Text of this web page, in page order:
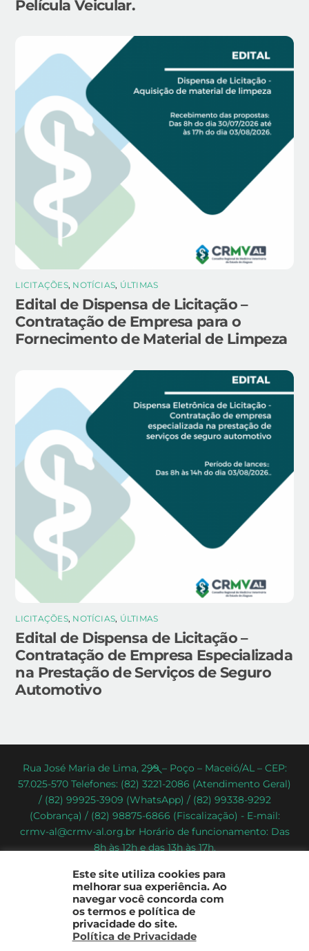
Película Veicular.
LICITAÇÕES, NOTÍCIAS, ÚLTIMAS
Edital de Dispensa de Licitação –
Contratação de Empresa para o
Fornecimento de Material de Limpeza
LICITAÇÕES, NOTÍCIAS, ÚLTIMAS
Edital de Dispensa de Licitação –
Contratação de Empresa Especializada
na Prestação de Serviços de Seguro
Automotivo
Back
To
Top
Rua José Maria de Lima, 299 – Poço – Maceió/AL – CEP:
57.025-570 Telefones: (82) 3221-2086 (Atendimento Geral)
/ (82) 99925-3909 (WhatsApp) / (82) 99338-9292
(Cobrança) / (82) 98875-6866 (Fiscalização) - E-mail:
crmv-al@crmv-al.org.br Horário de funcionamento: Das
8h às 12h e das 13h às 17h.
Estado de Alagoas
2022 - © Todos os direitos reservados
Este site utiliza cookies para
melhorar sua experiência. Ao
navegar você concorda com
os termos e política de
privacidade do site.
Política de Privacidade